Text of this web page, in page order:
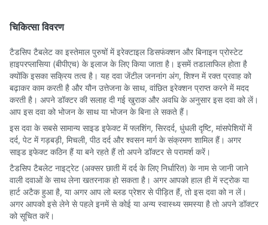
चिकित्सा विवरण
टैडसिप टैबलेट का इस्तेमाल पुरुषों में इरेक्टाइल डिसफंक्शन और बिनाइन प्रोस्टेट
हाइपरप्लासिया (बीपीएच) के इलाज के लिए किया जाता है। इसमें तडालाफिल होता है
क्योंकि इसका सक्रिय तत्व है। यह दवा जेंटील जननांग अंग, शिश्न में रक्त प्रवाह को
बढ़ाकर काम करती है और यौन उत्तेजना के साथ, वांछित इरेक्शन प्राप्त करने में मदद
करती है। अपने डॉक्टर की सलाह दी गई खुराक और अवधि के अनुसार इस दवा को लें।
आप इस दवा को भोजन के साथ या भोजन के बिना ले सकते हैं।
इस दवा के सबसे सामान्य साइड इफेक्ट में फ्लशिंग, सिरदर्द, धुंधली दृष्टि, मांसपेशियों में
दर्द, पेट में गड़बड़ी, मिचली, पीठ दर्द और श्वसन मार्ग के संक्रमण शामिल हैं। अगर
साइड इफेक्ट कठिन हैं या बने रहते हैं तो अपने डॉक्टर से परामर्श करें।
टैडसिप टैबलेट नाइट्रेट (अक्सर छाती में दर्द के लिए निर्धारित) के नाम से जानी जाने
वाली दवाओं के साथ लेना खतरनाक हो सकता है। अगर आपको हाल ही में स्ट्रोक या
हार्ट अटैक हुआ है, या अगर आप लो ब्लड प्रेशर से पीड़ित हैं, तो इस दवा को न लें।
अगर आपको इसे लेने से पहले इनमें से कोई या अन्य स्वास्थ्य समस्या है तो अपने डॉक्टर
को सूचित करें।